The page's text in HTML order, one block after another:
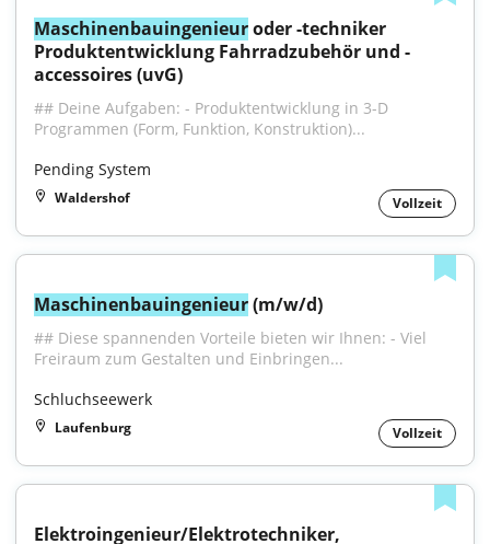
Maschinenbauingenieur oder -techniker
Produktentwicklung Fahrradzubehör und -
accessoires (uvG)
## Deine Aufgaben: - Produktentwicklung in 3-D
Programmen (Form, Funktion, Konstruktion)...
Pending System
Waldershof Vollzeit
Maschinenbauingenieur (m/w/d)
## Diese spannenden Vorteile bieten wir Ihnen: - Viel
Freiraum zum Gestalten und Einbringen...
Schluchseewerk
Laufenburg Vollzeit